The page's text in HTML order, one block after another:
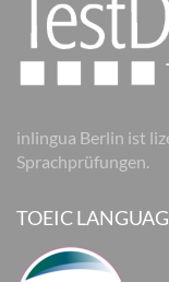
inlingua Berlin ist
Sprachprüfungen.
TOEIC